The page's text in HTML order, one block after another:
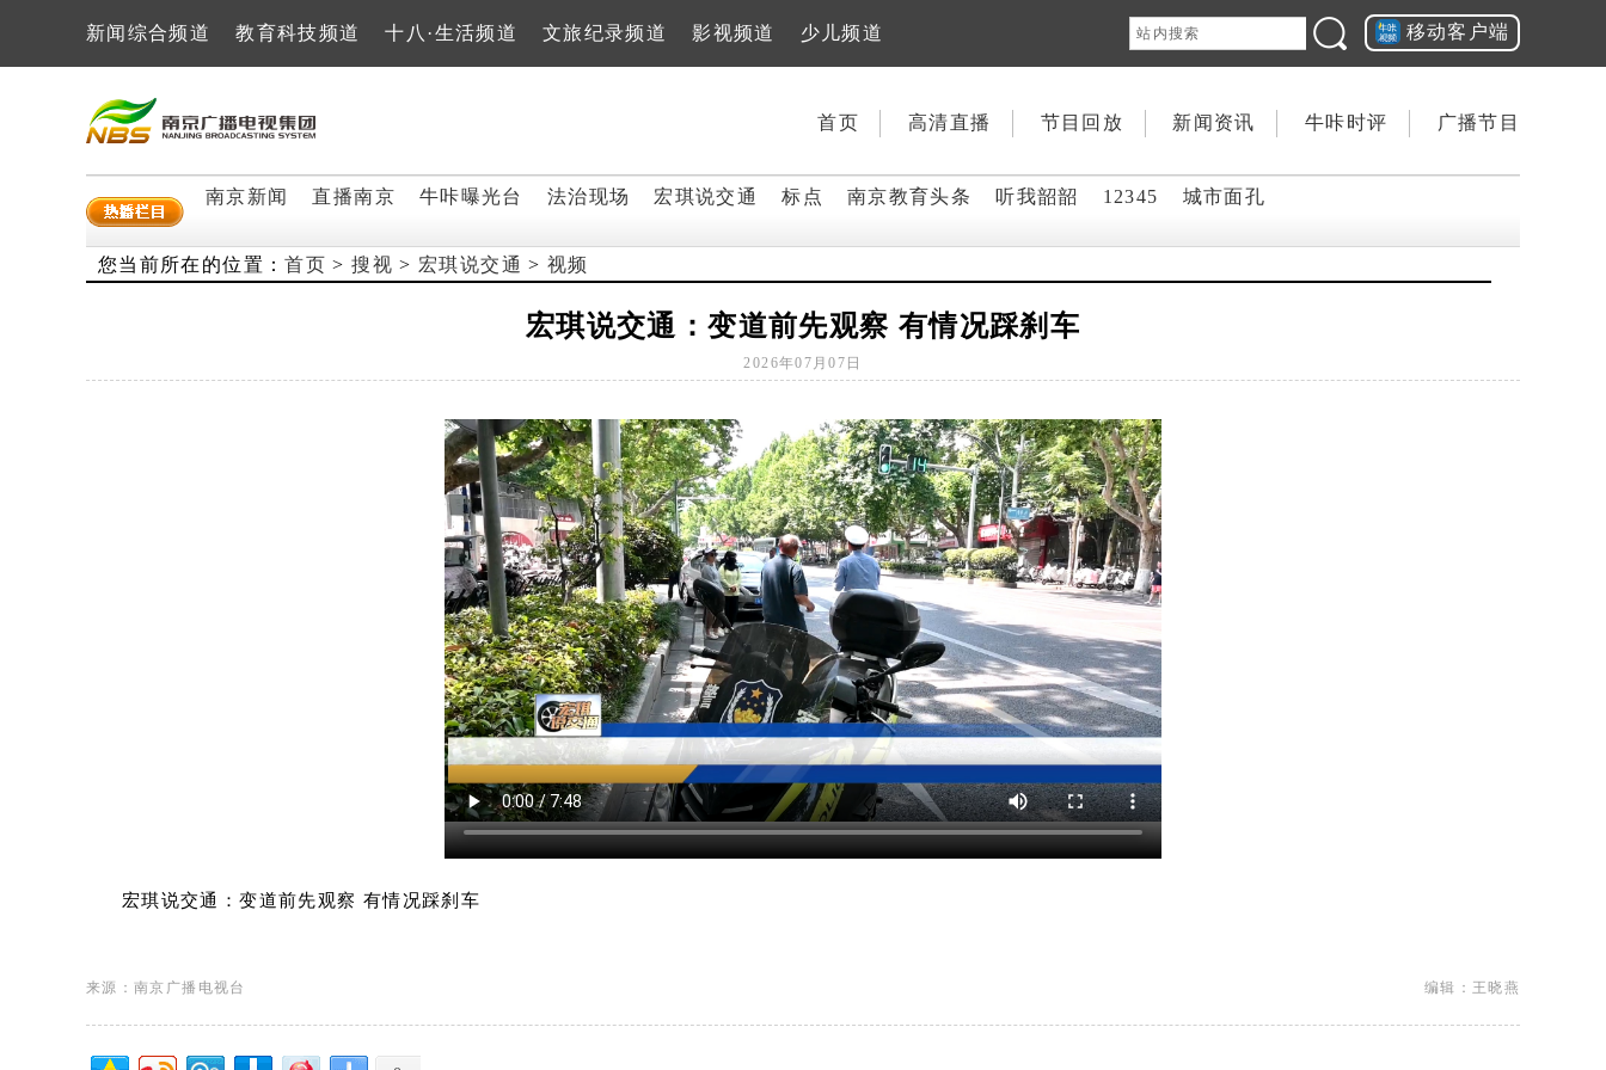
新闻综合频道 教育科技频道 十八·生活频道 文旅纪录频道 影视频道 少儿频道 移动客户端
首页 高清直播 节目回放 新闻资讯 牛咔时评 广播节目
南京新闻 直播南京 牛咔曝光台 法治现场 宏琪说交通 标点 南京教育头条 听我韶韶 12345 城市面孔
您当前所在的位置：首页 >搜视 >宏琪说交通 >视频
宏琪说交通：变道前先观察 有情况踩刹车
2026年07月07日
宏琪说交通：变道前先观察 有情况踩刹车
来源：南京广播电视台 编辑：王晓燕